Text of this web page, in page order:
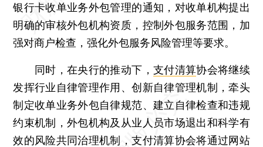
银行卡收单业务外包管理的通知，对收单机构提出
明确的审核外包机构资质，控制外包服务范围，加
强对商户检查，强化外包服务风险管理等要求。
同时，在央行的推动下， 支付清算协会将继续
发挥行业自律管理作用、创新自律管理机制，牵头
制定收单业务外包自律规范、建立自律检查和违规
约束机制，外包机构及从业人员市场退出和科学有
效的风险共同治理机制，支付清算协会将通过网站